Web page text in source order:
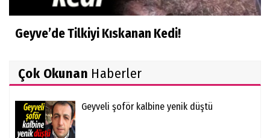
Geyve’de Tilkiyi Kıskanan Kedi!
Çok Okunan Haberler
Geyveli şoför kalbine yenik düştü